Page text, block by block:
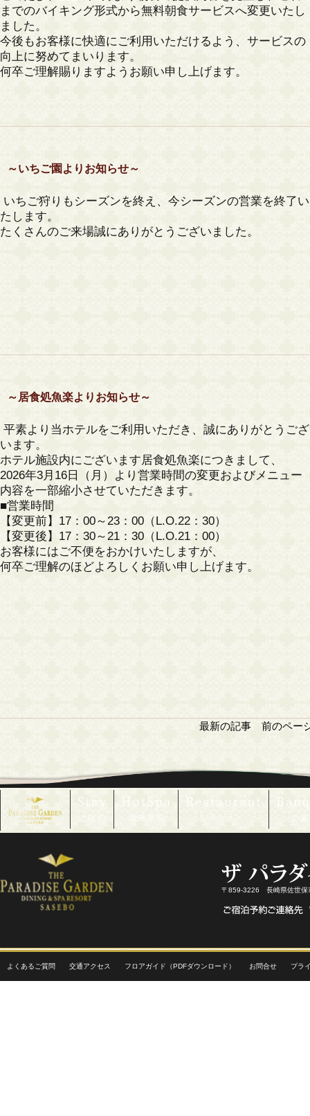
までのバイキング形式から無料朝食サービスへ変更いたし
ました。
今後もお客様に快適にご利用いただけるよう、サービスの
向上に努めてまいります。
何卒ご理解賜りますようお願い申し上げます。
～いちご園よりお知らせ～
いちご狩りもシーズンを終え、今シーズンの営業を終了い
たします。
たくさんのご来場誠にありがとうございました。
～居食処魚楽よりお知らせ～
平素より当ホテルをご利用いただき、誠にありがとうござ
います。
ホテル施設内にございます居食処魚楽につきまして、
2026年3月16日（月）より 営業時間の変更およびメニュー
内容を一部縮小させていただきます。
■営業時間
【変更前】17：00～23：00（L.O.22：30）
【変更後】17：30～21：30（L.O.21：00）
お客様にはご不便をおかけいたしますが、
何卒ご理解のほどよろしくお願い申し上げます。
最新の記事 前のペー
〒859-3226 長崎県佐世保
よくあるご質問 交通アクセス フロアガイド（PDFダウンロード） お問合せ プラ